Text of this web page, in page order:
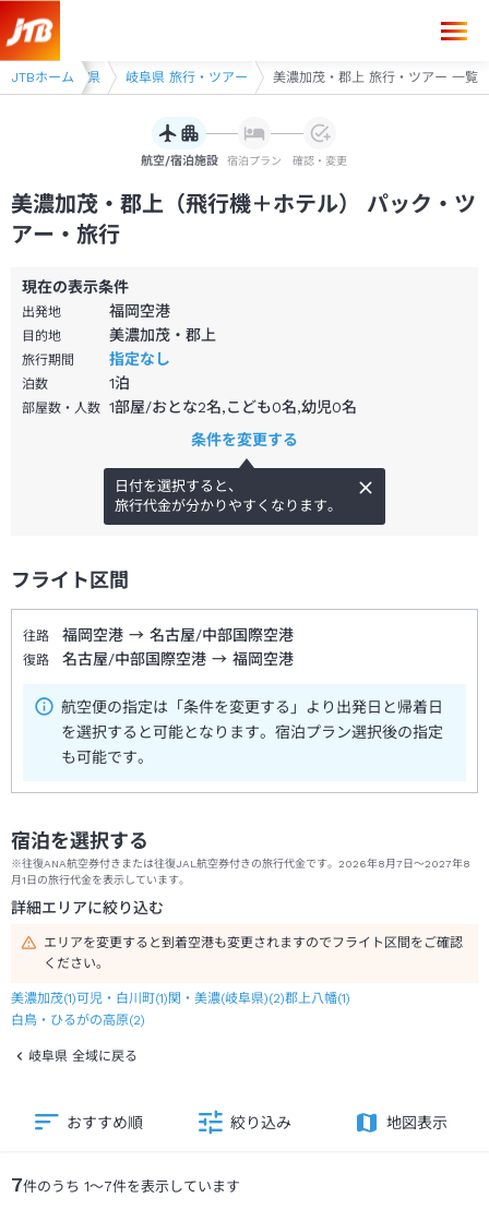
JTBホーム
東海 岐阜県 岐阜県 旅行・ツアー 美濃加茂・郡上 旅行・ツアー 一覧
航空/宿泊施設 宿泊プラン 確認・変更
美濃加茂・郡上（飛行機＋ホテル） パック・ツ
アー・旅行
現在の表示条件
出発地 福岡空港
目的地 美濃加茂・郡上
旅行期間 指定なし
泊数 1泊
部屋数・人数 1部屋/おとな2名,こども0名,幼児0名
条件を変更する
日付を選択すると、
旅行代金が分かりやすくなります。
フライト区間
往路 福岡空港 → 名古屋/中部国際空港
復路 名古屋/中部国際空港 → 福岡空港
航空便の指定は「条件を変更する」より出発日と帰着日
を選択すると可能となります。宿泊プラン選択後の指定
も可能です。
宿泊を選択する
※往復ANA航空券付きまたは往復JAL航空券付きの旅行代金です。2026年8月7日～2027年8
月1日の旅行代金を表示しています。
詳細エリアに絞り込む
エリアを変更すると到着空港も変更されますのでフライト区間をご確認
ください。
美濃加茂(1)可児・白川町(1)関・美濃(岐阜県)(2)郡上八幡(1)
白鳥・ひるがの高原(2)
岐阜県 全域に戻る
7件のうち 1～7件を表示しています
おすすめ順 絞り込み 地図表示